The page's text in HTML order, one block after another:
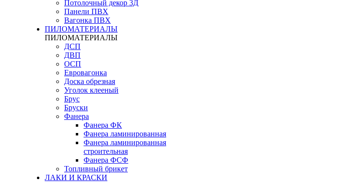
Потолочный декор 3Д
Панели ПВХ
Вагонка ПВХ
ПИЛОМАТЕРИАЛЫ
ПИЛОМАТЕРИАЛЫ
ДСП
ДВП
ОСП
Евровагонка
Доска обрезная
Уголок клееный
Брус
Бруски
Фанера
Фанера ФК
Фанера ламинированная
Фанера ламинированная
строительная
Фанера ФСФ
Топливный брикет
ЛАКИ И КРАСКИ